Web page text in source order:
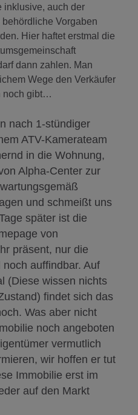
inklusive, auch der
Vorgaben
Hier haftet erstmal die
dann zahlen. Man
Wege den Verkäufer
noch gibt…
nach 1-stündiger
ATV-Kamerateam
in die Wohnung,
Alpha-Center zur
und schmeißt uns
später ist die
von
präsent, nur die
auffindbar. Auf
(Diese wissen nichts
findet sich das
Was aber nicht
noch angeboten
vermutlich
wir hoffen er tut
Immobilie erst im
auf den Markt